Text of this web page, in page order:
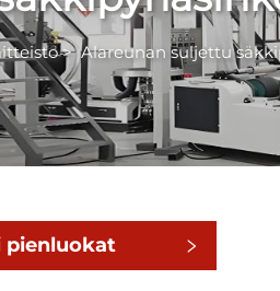
>Alareunan suljettu
pienluokat